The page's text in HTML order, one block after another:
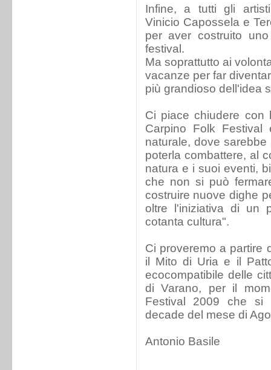
Infine, a tutti gli
Vinicio Capossela e
per aver costruito
festival.
Ma soprattutto ai
vacanze per far
più grandioso dell'idea
Ci piace chiudere
Carpino Folk Festival
naturale, dove
poterla combattere, al
natura e i suoi eventi,
che non si può
costruire nuove dighe
oltre l'iniziativa di un
cotanta cultura".
Ci proveremo a partire
il Mito di Uria e il
ecocompatibile delle
di Varano, per il
Festival 2009 che si
decade del mese di
Antonio Basile